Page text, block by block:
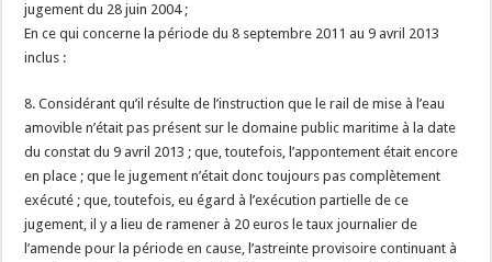
jugement du 28 juin 2004 ;
En ce qui concerne la période du 8 septembre 2011 au 9 avril 2013
inclus :
8. Considérant qu’il résulte de l’instruction que le rail de mise à l’eau
amovible n’était pas présent sur le domaine public maritime à la date
du constat du 9 avril 2013 ; que, toutefois, l’appontement était encore
en place ; que le jugement n’était donc toujours pas complètement
exécuté ; que, toutefois, eu égard à l’exécution partielle de ce
jugement, il y a lieu de ramener à 20 euros le taux journalier de
l’amende pour la période en cause, l’astreinte provisoire continuant à